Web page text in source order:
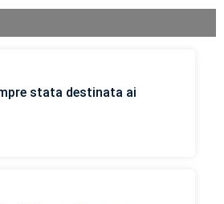
stata destinata ai